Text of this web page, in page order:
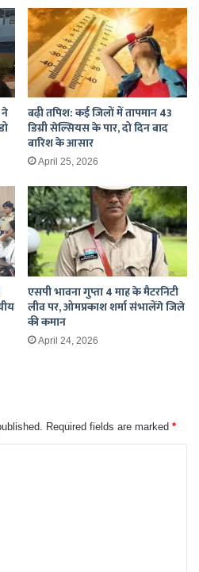
बढ़ी तपिश: कई जिलों में तापमान 43
डिग्री सेल्सियस के पार, दो दिन बाद
बारिश के आसार
April 25, 2026
एसपी भावना गुप्ता 4 माह के मैटरनिटी
लीव पर, ओमप्रकाश शर्मा संभालेंगे जिले
की कमान
April 24, 2026
Required fields are marked *